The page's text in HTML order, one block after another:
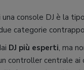
console DJ è la
categorie
DJ più esperti, ma
controller centrale